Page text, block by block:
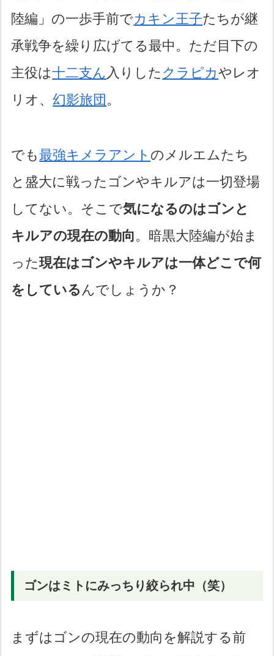
陸編」の一歩手前でカキン王子たちが継
承戦争を繰り広げてる最中。ただ目下の
主役は十二支ん 入りした クラピカやレオ
リオ、幻影旅団 。
でも最強キメラアントのメルエムたち
と盛大に戦ったゴンやキルアは一切登場
してない。そこで気になるのはゴンと
キルアの現在の動向。暗黒大陸編が始ま
った現在はゴンやキルアは一体どこで何
をしている んでしょうか？
ゴンはミトにみっちり絞られ中（笑）
まずはゴンの現在の動向を解説する前